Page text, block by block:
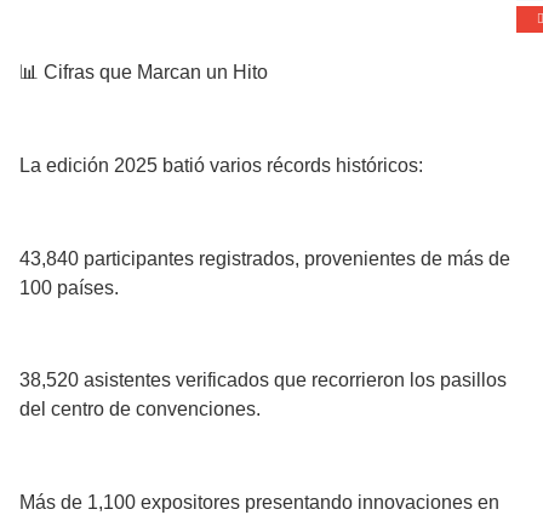
📊 Cifras que Marcan un Hito
La edición 2025 batió varios récords históricos:
43,840 participantes registrados, provenientes de más de
100 países.
38,520 asistentes verificados que recorrieron los pasillos
del centro de convenciones.
Más de 1,100 expositores presentando innovaciones en